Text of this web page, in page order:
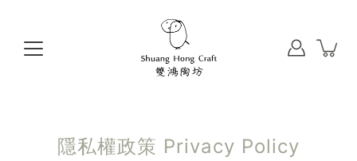
隱私權政策 Privacy Policy